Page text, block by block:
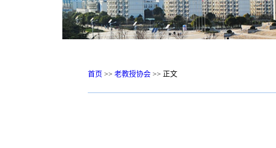
首页 >> 老教授协会 >> 正文